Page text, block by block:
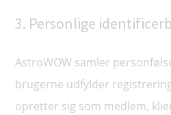
3. Personlige
AstroWOW samler
brugerne udfylder
opretter sig som medlem,